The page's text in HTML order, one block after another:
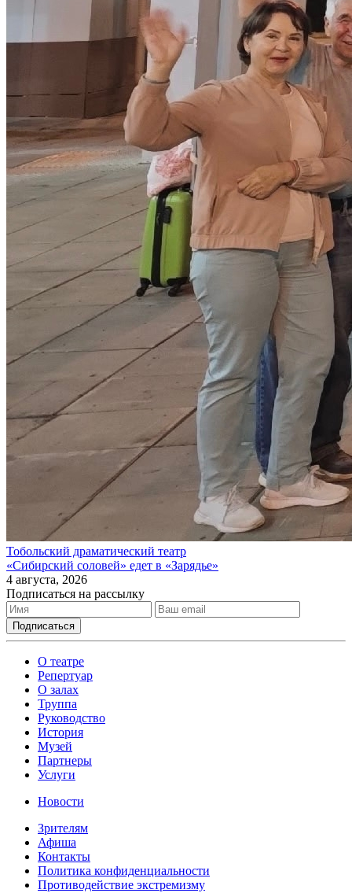
Тобольский драматический театр
«Сибирский соловей» едет в «Зарядье»
4 августа, 2026
Подписаться на рассылку
О театре
Репертуар
О залах
Труппа
Руководство
История
Музей
Партнеры
Услуги
Новости
Зрителям
Афиша
Контакты
Политика конфиденциальности
Противодействие экстремизму